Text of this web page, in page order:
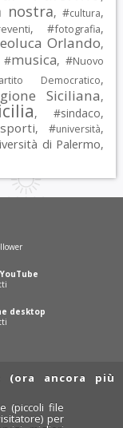
nostra, #cultura,
eventi, #fotografia,
Orlando,
#musica, #Nuovo
Democratico,
Siciliana,
, #sindaco,
, #università,
di Palermo,
desktop
(ora ancora più
(piccoli file
per